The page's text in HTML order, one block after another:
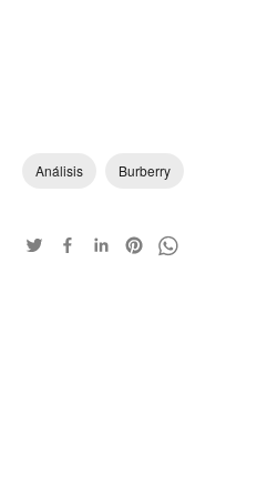
Análisis Burberry